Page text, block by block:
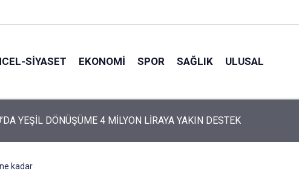
SIYASET EKONOMI SPOR SAĞLIK ULUSAL
69 KİŞİLİK KURUCU KADROSU AÇIKLANDI
kadar